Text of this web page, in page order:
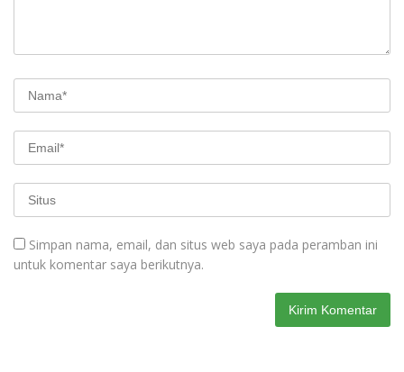
Simpan nama, email, dan situs web saya pada peramban ini
untuk komentar saya berikutnya.